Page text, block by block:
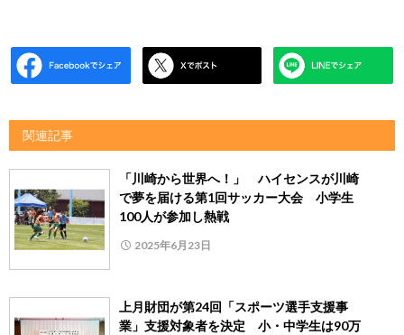
関連記事
「川崎から世界へ！」 ハイセンスが川崎
で夢を届ける第1回サッカー大会 小学生
100人が参加し熱戦
2025年6月23日
上月財団が第24回「スポーツ選手支援事
業」支援対象者を決定 小・中学生は90万